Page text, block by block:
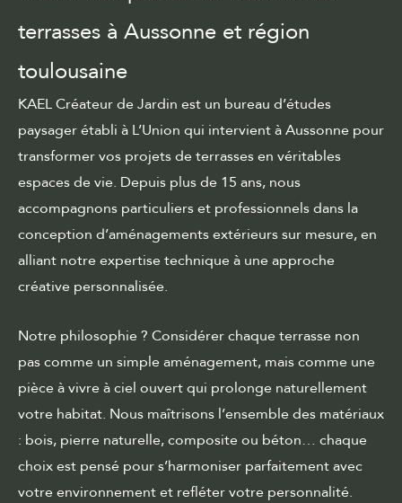
terrasses à Aussonne et région
toulousaine
KAEL Créateur de Jardin est un bureau d’études
paysager établi à L’Union qui intervient à Aussonne pour
transformer vos projets deterrassesen véritables
espaces de vie. Depuis plus de 15 ans, nous
accompagnons particuliers et professionnels dans la
conception d’aménagements extérieurs sur mesure, en
alliant notre expertise technique à une approche
créative personnalisée.
Notre philosophie ? Considérer chaque terrasse non
pas comme un simple aménagement, mais comme une
pièce à vivre à ciel ouvert qui prolonge naturellement
votre habitat. Nous maîtrisons l’ensemble des matériaux
: bois, pierre naturelle, composite ou béton… chaque
choix est pensé pour s’harmoniser parfaitement avec
votre environnement et refléter votre personnalité.